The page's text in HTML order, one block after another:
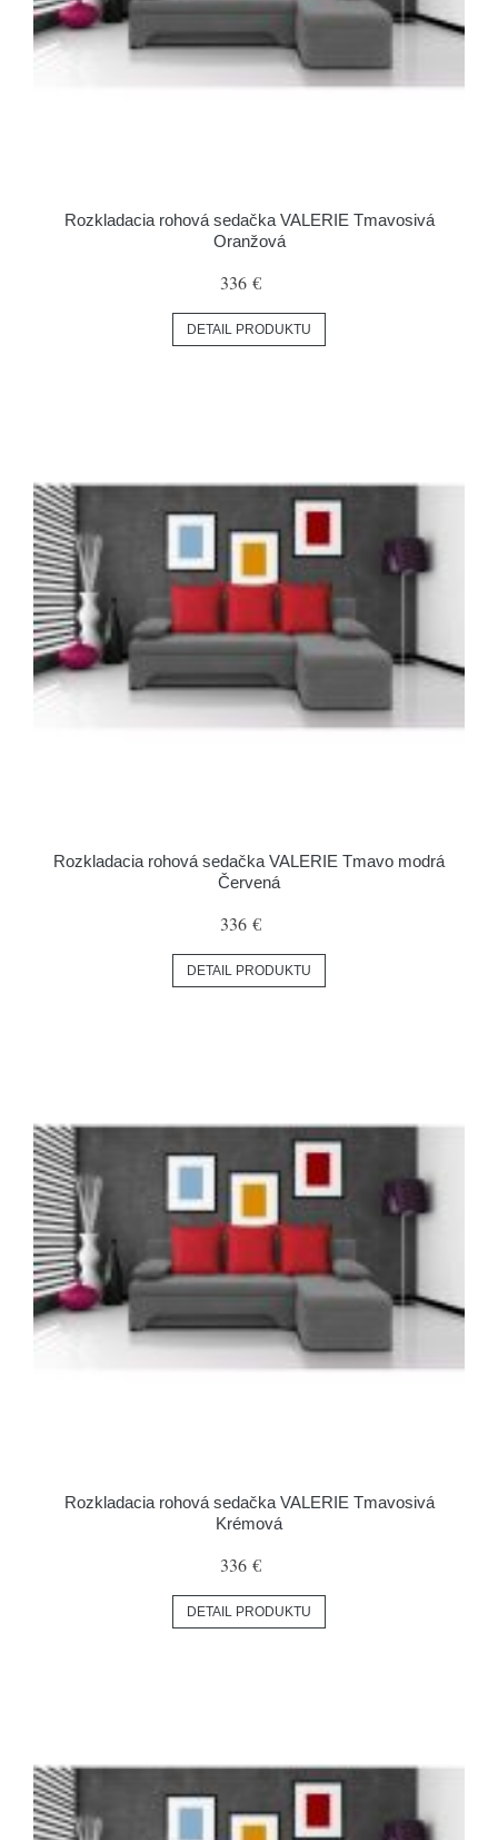
Rozkladacia rohová sedačka VALERIE Tmavosivá
Oranžová
336 €
DETAIL PRODUKTU
Rozkladacia rohová sedačka VALERIE Tmavo modrá
Červená
336 €
DETAIL PRODUKTU
Rozkladacia rohová sedačka VALERIE Tmavosivá
Krémová
336 €
DETAIL PRODUKTU